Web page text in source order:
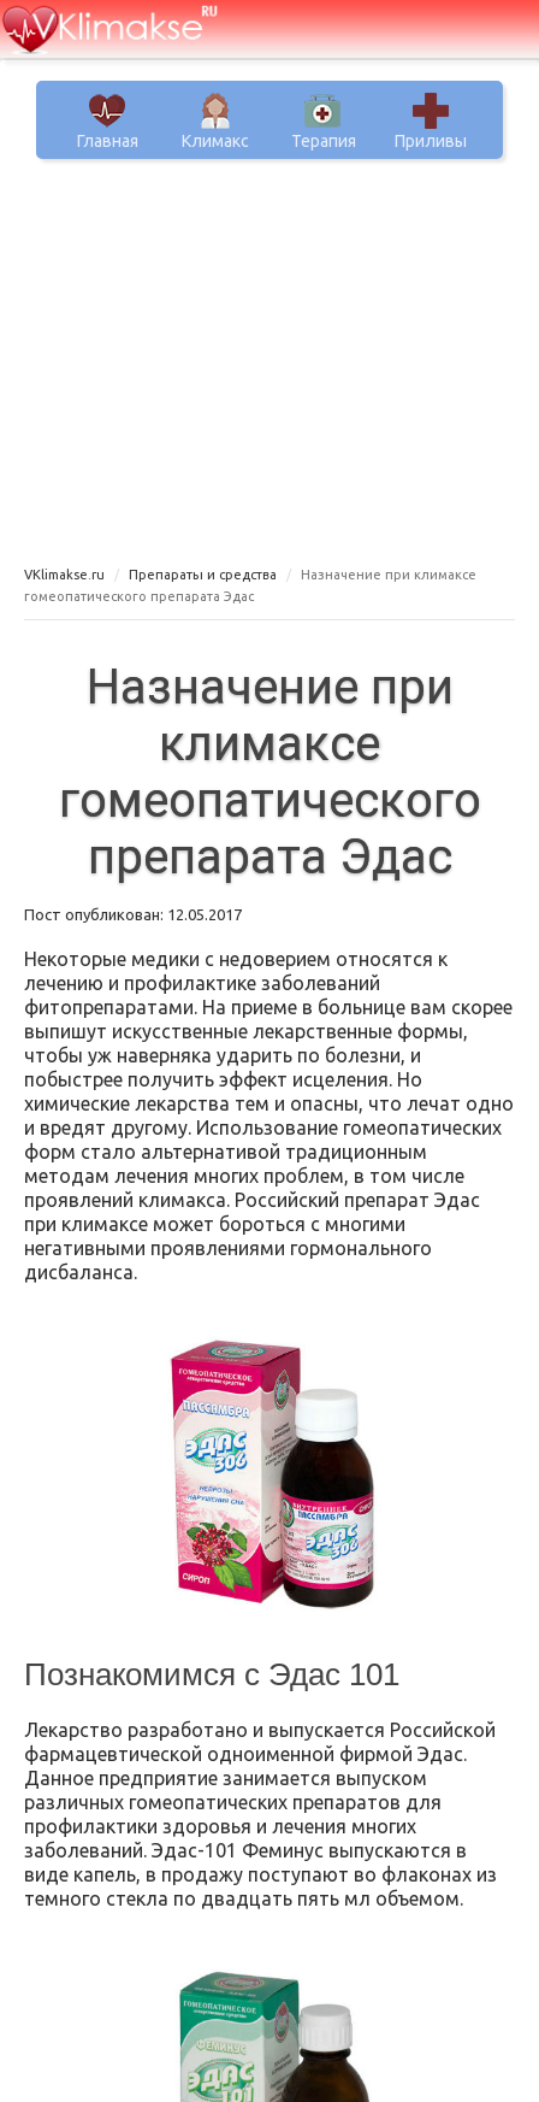
Главная Климакс Терапия Приливы
VKlimakse.ru Препараты и средства
Назначение при климаксе
гомеопатического препарата Эдас
Назначение при
климаксе
гомеопатического
препарата Эдас
Пост опубликован: 12.05.2017
Некоторые медики с недоверием относятся к
лечению и профилактике заболеваний
фитопрепаратами. На приеме в больнице вам скорее
выпишут искусственные лекарственные формы,
чтобы уж наверняка ударить по болезни, и
побыстрее получить эффект исцеления. Но
химические лекарства тем и опасны, что лечат одно
и вредят другому. Использование гомеопатических
форм стало альтернативой традиционным
методам лечения многих проблем, в том числе
проявлений климакса. Российский препарат Эдас
при климаксе может бороться с многими
негативными проявлениями гормонального
дисбаланса.
Познакомимся с Эдас 101
Лекарство разработано и выпускается Российской
фармацевтической одноименной фирмой Эдас.
Данное предприятие занимается выпуском
различных гомеопатических препаратов для
профилактики здоровья и лечения многих
заболеваний. Эдас-101 Феминус выпускаются в
виде капель, в продажу поступают во флаконах из
темного стекла по двадцать пять мл объемом.